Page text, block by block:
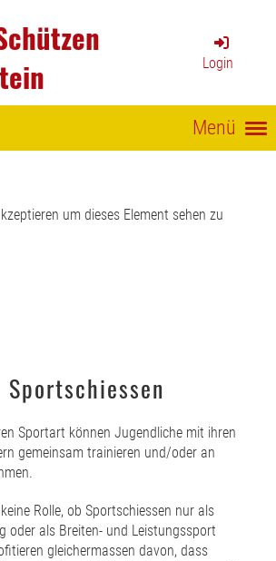
Login
Menü
um dieses Element sehen zu
Sportart können Jugendliche mit ihren
gemeinsam trainieren und/oder an
Rolle, ob Sportschiessen nur als
oder als Breiten- und Leistungssport
gleichermassen davon, dass